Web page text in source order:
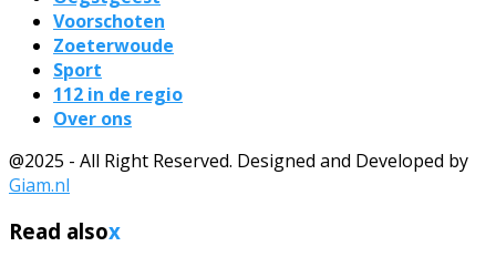
Voorschoten
Zoeterwoude
Sport
112 in de regio
Over ons
@2025 - All Right Reserved. Designed and Developed by
Giam.nl
Read alsox